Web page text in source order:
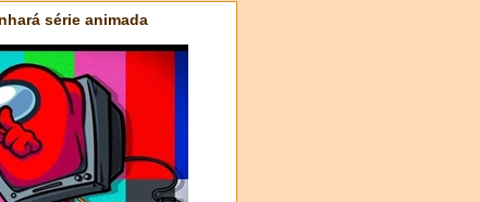
série animada